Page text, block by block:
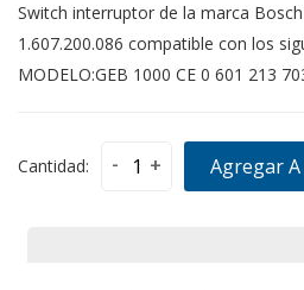
Switch interruptor de la marca
1.607.200.086 compatible con los
MODELO:GEB 1000 CE 0 601 213
Cantidad: - + Agregar